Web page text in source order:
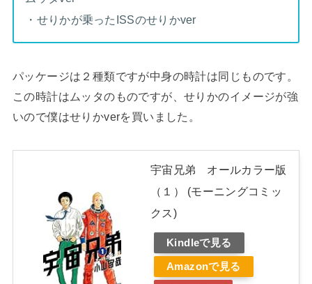
・せりかが乗ったISSのせりかver
パッケージは２種類ですが中身の時計は同じものです。
この時計はムッタのものですが、せりかのイメージが強
いので僕はせりかverを買いました。
宇宙兄弟 オールカラー版
（１） (モーニングコミッ
クス)
Kindleで見る
Amazonで見る